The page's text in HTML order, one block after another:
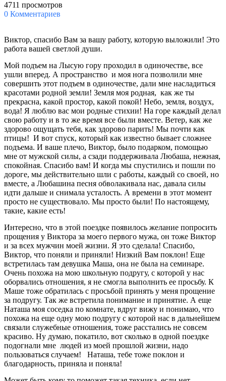
4711 просмотров
0 Комментариев
Виктор, спасибо Вам за вашу работу, которую выложили! Это
работа вашей светлой души.
Мой подъем на Лысую гору проходил в одиночестве, все
ушли вперед. А пространство и моя нога позволили мне
совершить этот подъем в одиночестве, дали мне насладиться
красотами родной земли! Земля моя родная, как же ты
прекрасна, какой простор, какой покой! Небо, земля, воздух,
вода! Я люблю вас мои родные стихии! На горе каждый делал
свою работу и в то же время все были вместе. Ветер, как же
здорово ощущать тебя, как здорово парить! Мы почти как
птицы! И вот спуск, который как известно бывает сложнее
подъема. И ваше плечо, Виктор, было подарком, помощью
мне от мужской силы, а сзади поддерживала Любаша, нежная,
спокойная. Спасибо вам! И когда мы спустились и пошли по
дороге, мы действительно шли с работы, каждый со своей, но
вместе, а Любашина песня обволакивала нас, давала силы
идти дальше и снимала усталость. А времени в этот момент
просто не существовало. Мы просто были! По настоящему,
такие, какие есть!
Интересно, что в этой поездке появилось желание попросить
прощения у Виктора за моего первого мужа, он тоже Виктор
и за всех мужчин моей жизни. Я это сделала! Спасибо,
Виктор, что поняли и приняли! Низкий Вам поклон! Еще
встретилась там девушка Маша, она не была на семинаре.
Очень похожа на мою школьную подругу, с которой у нас
оборвались отношения, я не смогла выполнить ее просьбу. К
Маше тоже обратилась с просьбой принять у меня прощение
за подругу. Так же встретила понимание и принятие. А еще
Наташа моя соседка по комнате, вдруг вижу и понимаю, что
похожа на еще одну мою подругу с которой нас в дальнейшем
связали служебные отношения, тоже расстались не совсем
красиво. Ну думаю, покатило, вот сколько в одной поездке
подогнали мне людей из моей прошлой жизни, надо
пользоваться случаем! Наташа, тебе тоже поклон и
благодарность, приняла и поняла!